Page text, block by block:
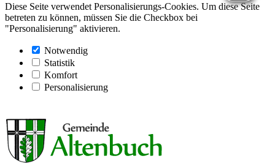
Diese Seite verwendet Personalisierungs-Cookies. Um diese Seite
betreten zu können, müssen Sie die Checkbox bei
"Personalisierung" aktivieren.
Notwendig
Statistik
Komfort
Personalisierung